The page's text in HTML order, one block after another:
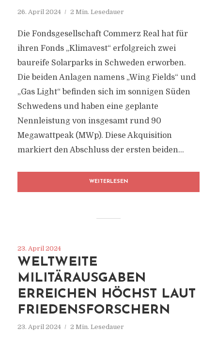
26. April 2024 2 Min. Lesedauer
Die Fondsgesellschaft Commerz Real hat für
ihren Fonds „Klimavest“ erfolgreich zwei
baureife Solarparks in Schweden erworben.
Die beiden Anlagen namens „Wing Fields“ und
„Gas Light“ befinden sich im sonnigen Süden
Schwedens und haben eine geplante
Nennleistung von insgesamt rund 90
Megawattpeak (MWp). Diese Akquisition
markiert den Abschluss der ersten beiden...
WEITERLESEN
23. April 2024
WELTWEITE
MILITÄRAUSGABEN
ERREICHEN HÖCHST LAUT
FRIEDENSFORSCHERN
23. April 2024 2 Min. Lesedauer